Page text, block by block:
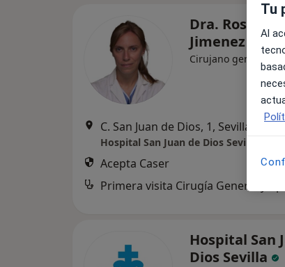
Dra. Rosa
Jimenez
Cirujano general ·
C. San Juan de Dios, 1, Sevilla
Hospital San Juan de Dios Sevilla
Acepta Caser
Primera visita Cirugía General y Ap.
Hospital San
Dios Sevilla
Tu
Al